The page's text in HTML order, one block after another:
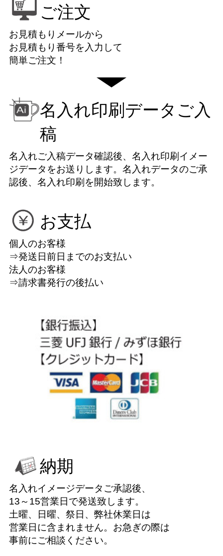
ご注文
お見積もりメールから
お見積もり番号を入力して
簡単ご注文！
名入れ印刷データご入
稿
名入れご入稿データ確認後、名入れ印刷イメー
ジデータをお送りします。名入れデータのご承
認後、名入れ印刷を開始致します。
お支払
個人のお客様
⇒発送日前日までのお支払い
法人のお客様
⇒請求書発行の後払い
納期
名入れイメージデータご承認後、
13～15営業日で発送致します。
土曜、日曜、祭日、弊社休業日は
営業日に含まれません。お急ぎの際は
事前にご相談ください。